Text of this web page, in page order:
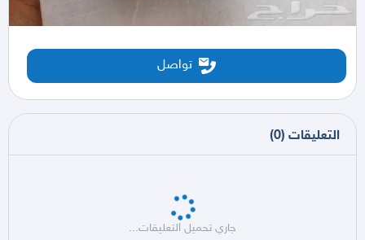
تواصل
التعليقات (
0
)
جاري تحميل التعليقات...